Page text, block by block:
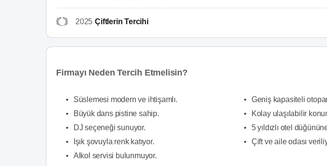
2025 Çiftlerin Tercihi
Firmayı Neden Tercih Etmelisin?
•
Süslemesi modern ve ihtişamlı.
•
Büyük dans pistine sahip.
•
DJ seçeneği sunuyor.
•
Işık şovuyla renk katıyor.
•
Alkol servisi bulunmuyor.
•
Geniş kapasiteli
•
Kolay ulaşılabilir
•
5 yıldızlı otel
•
Çift ve aile odası